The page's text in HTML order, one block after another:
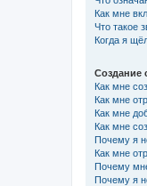
Как мне
Что такое
Когда я
Создание
Как мне
Как мне
Как мне
Как мне
Почему я
Как мне
Почему
Почему я